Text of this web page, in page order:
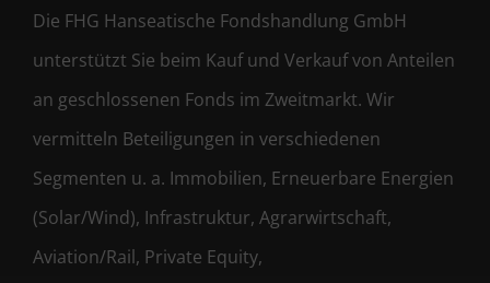
Die FHG Hanseatische Fondshandlung GmbH
unterstützt Sie beim Kauf und Verkauf von Anteilen
an geschlossenen Fonds im Zweitmarkt. Wir
vermitteln Beteiligungen in verschiedenen
Segmenten u. a. Immobilien, Erneuerbare Energien
(Solar/Wind), Infrastruktur, Agrarwirtschaft,
Aviation/Rail, Private Equity,